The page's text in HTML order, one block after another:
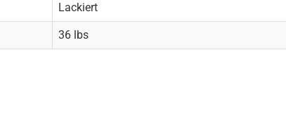
Lackiert
36 lbs